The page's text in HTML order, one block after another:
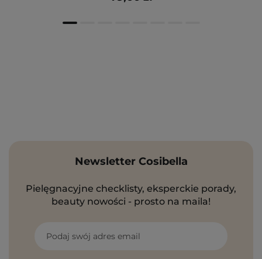
Newsletter Cosibella
Pielęgnacyjne checklisty, eksperckie porady,
beauty nowości - prosto na maila!
Podaj swój adres email